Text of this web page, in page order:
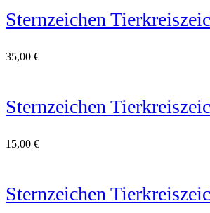
Sternzeichen
35,00 €
Sternzeichen
15,00 €
Sternzeichen